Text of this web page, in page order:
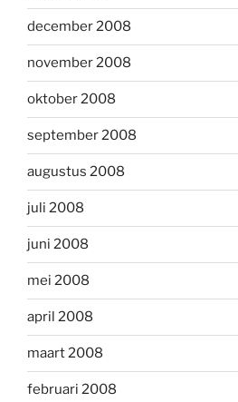
december 2008
november 2008
oktober 2008
september 2008
augustus 2008
juli 2008
juni 2008
mei 2008
april 2008
maart 2008
februari 2008